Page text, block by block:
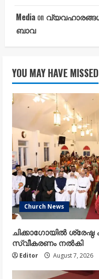
Media on
ബാവ
YOU MAY HAVE MISSED
Church News
ചിക്കാഗോയിൽ
സ്വീകരണം നൽകി
Editor August 7, 2026